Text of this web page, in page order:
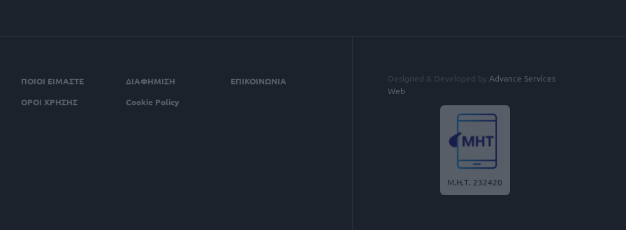
ΠΟΙΟΙ ΕΙΜΑΣΤΕ ΔΙΑΦΗΜΙΣΗ
ΕΠΙΚΟΙΝΩΝΙΑ
ΟΡΟΙ ΧΡΗΣΗΣ
Cookie Policy
Designed & Developed by Advance Services
Web
Μ.Η.Τ. 232420